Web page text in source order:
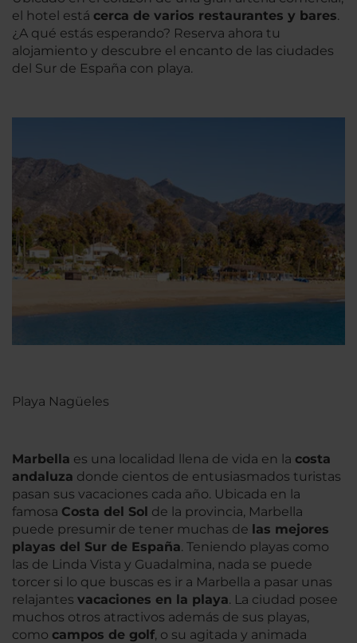
el hotel está cerca de varios restaurantes y bares.
¿A qué estás esperando? Reserva ahora tu
alojamiento y descubre el encanto de las ciudades
del Sur de España con playa.
Playa Nagüeles
Marbella es una localidad llena de vida en la costa
andaluza donde cientos de entusiasmados turistas
pasan sus vacaciones cada año. Ubicada en la
famosa Costa del Sol de la provincia, Marbella
puede presumir de tener muchas de las mejores
playas del Sur de España. Teniendo playas como
las de Linda Vista y Guadalmina, nada se puede
torcer si lo que buscas es ir a Marbella a pasar unas
relajantes vacaciones en la playa. La ciudad posee
muchos otros atractivos además de sus playas,
como campos de golf, o su agitada y animada